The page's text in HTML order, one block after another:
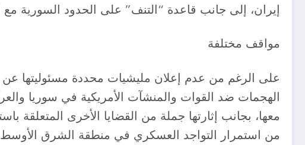
إيران، إلى جانب قاعدة “التنف” على الحدود السورية مع
مواقف مختلفة
على الرغم من عدم إعلان مليشيات محددة مسئوليتها عن
الهجمات ضد القوات والمنشآت الأمريكية في سوريا
معها، بجانب إثارتها جملة من القضايا الأخرى
من استمرار التواجد العسكري في منطقة الشرق الأوسط.